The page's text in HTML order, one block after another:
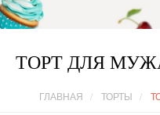
ТОРТ ДЛЯ
ГЛАВНАЯ ТОРТЫ